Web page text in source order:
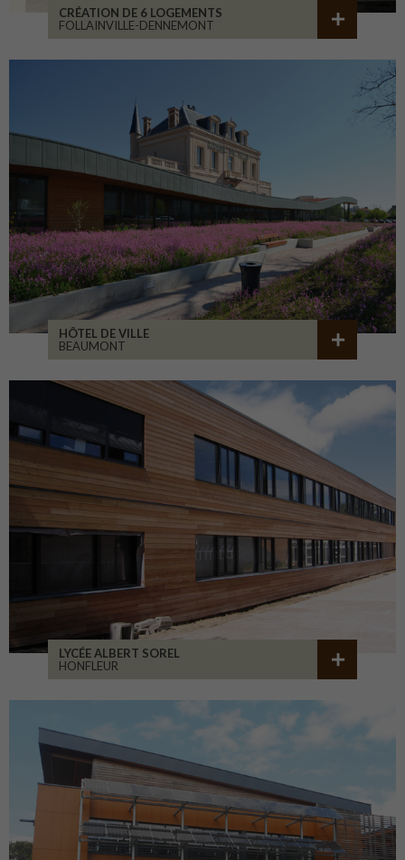
CRÉATION DE 6 LOGEMENTS
FOLLAINVILLE-DENNEMONT
HÔTEL DE VILLE
BEAUMONT
LYCÉE ALBERT SOREL
HONFLEUR